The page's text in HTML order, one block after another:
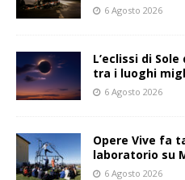
6 Agosto 2026
L’eclissi di
tra i luoghi
6 Agosto 2026
Opere Vive fa
laboratorio su
6 Agosto 2026